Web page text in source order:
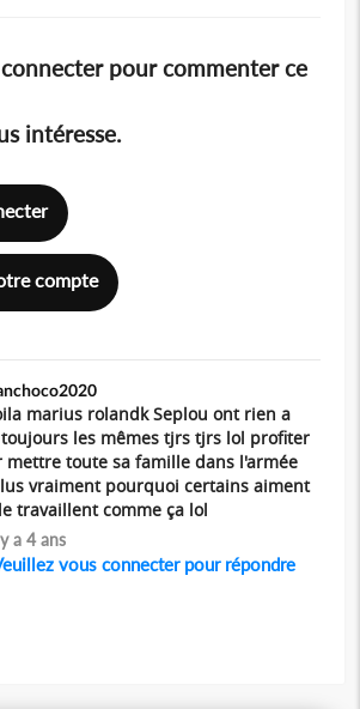
pour commenter ce
intéresse.
compte
marius rolandk Seplou ont rien a
les mêmes tjrs tjrs lol profiter
mettre toute sa famille dans l'armée
vraiment pourquoi certains aiment
travaillent comme ça lol
a 4 ans
vous connecter pour répondre